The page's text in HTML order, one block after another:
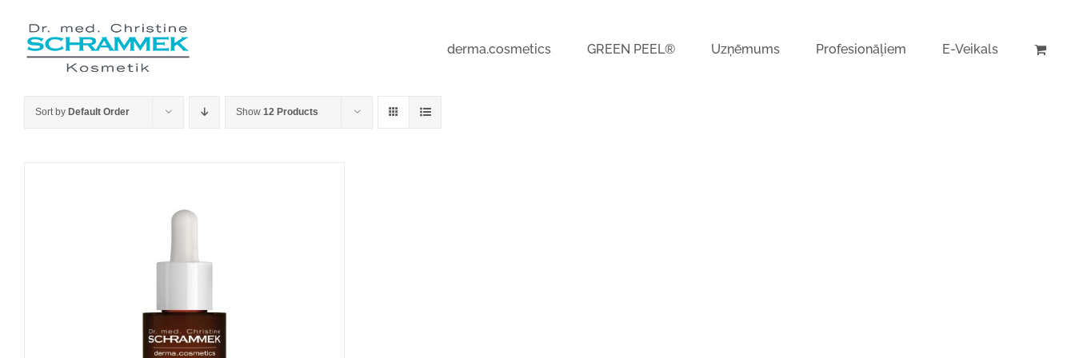
content
derma.cosmetics GREEN PEEL® Uzņēmums Profesionāļiem E-Veikals
Sort by Default Order Show 12 Products